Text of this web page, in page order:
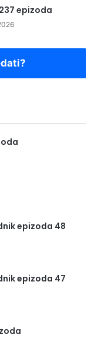
epizoda
epizoda 48
epizoda 47